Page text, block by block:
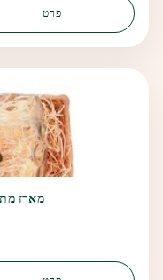
פרט
מארז